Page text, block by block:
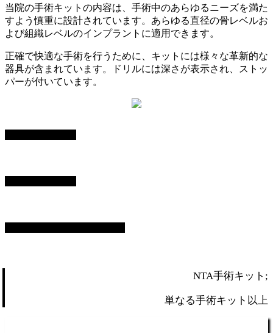
当院の手術キットの内容は、手術中のあらゆるニーズを満た
すよう慎重に設計されています。あらゆる直径の骨レベルお
よび組織レベルのインプラントに適用できます。
正確で快適な手術を行うために、キットには様々な革新的な
器具が含まれています。ドリルには深さが表示され、ストッ
パーが付いています。
NTA手術キット;
単なる手術キット以上